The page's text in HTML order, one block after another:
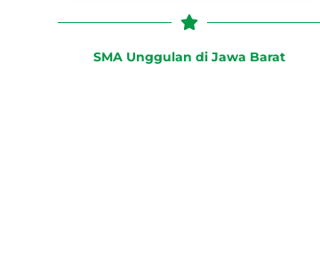
SMA Unggulan di Jawa Barat